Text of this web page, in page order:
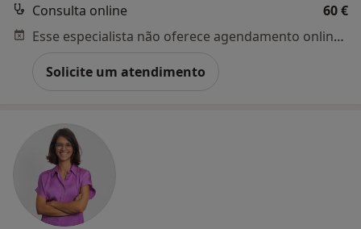
Consulta online
60 €
Esse especialista não oferece agendamento online para esse endereço.
Solicite um atendimento